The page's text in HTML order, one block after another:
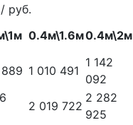
руб.
0.4м\1.6м0.4м\2м
1 010 491
1 142
092
2 019 722
2 282
925